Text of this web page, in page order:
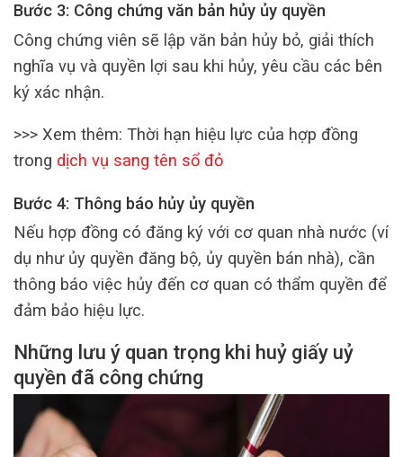
Bước 3: Công chứng văn bản hủy ủy quyền
Công chứng viên sẽ lập văn bản hủy bỏ, giải thích
nghĩa vụ và quyền lợi sau khi hủy, yêu cầu các bên
ký xác nhận.
>>> Xem thêm: Thời hạn hiệu lực của hợp đồng
trong dịch vụ sang tên sổ đỏ
Bước 4: Thông báo hủy ủy quyền
Nếu hợp đồng có đăng ký với cơ quan nhà nước (ví
dụ như ủy quyền đăng bộ, ủy quyền bán nhà), cần
thông báo việc hủy đến cơ quan có thẩm quyền để
đảm bảo hiệu lực.
Những lưu ý quan trọng khi huỷ giấy uỷ
quyền đã công chứng